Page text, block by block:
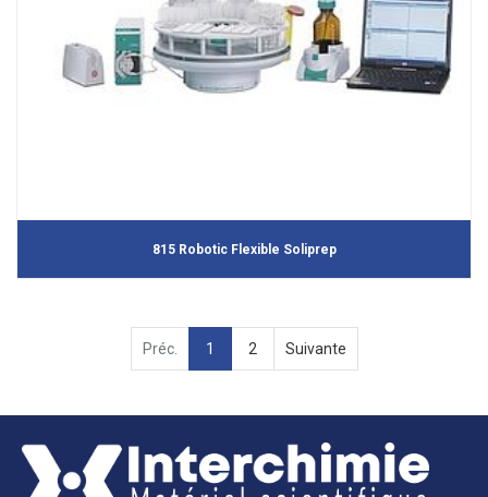
815 Robotic Flexible Soliprep
Préc. 1 2 Suivante